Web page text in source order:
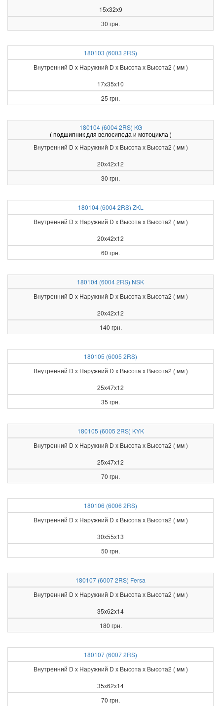
15x32x9
30 грн.
180103 (6003 2RS)
Внутренний D x Наружний D x Высота х Высота2 ( мм )
17x35x10
25 грн.
180104 (6004 2RS) KG
( подшипник для велосипеда и мотоцикла )
Внутренний D x Наружний D x Высота х Высота2 ( мм )
20x42x12
30 грн.
180104 (6004 2RS) ZKL
Внутренний D x Наружний D x Высота х Высота2 ( мм )
20x42x12
60 грн.
180104 (6004 2RS) NSK
Внутренний D x Наружний D x Высота х Высота2 ( мм )
20x42x12
140 грн.
180105 (6005 2RS)
Внутренний D x Наружний D x Высота х Высота2 ( мм )
25x47x12
35 грн.
180105 (6005 2RS) KYK
Внутренний D x Наружний D x Высота х Высота2 ( мм )
25x47x12
70 грн.
180106 (6006 2RS)
Внутренний D x Наружний D x Высота х Высота2 ( мм )
30x55x13
50 грн.
180107 (6007 2RS) Fersa
Внутренний D x Наружний D x Высота х Высота2 ( мм )
35x62x14
180 грн.
180107 (6007 2RS)
Внутренний D x Наружний D x Высота х Высота2 ( мм )
35x62x14
70 грн.